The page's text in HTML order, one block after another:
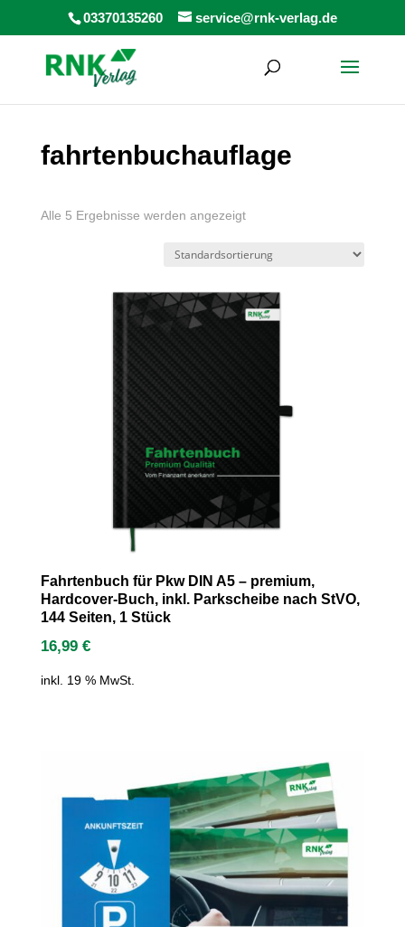
03370135260 service@rnk-verlag.de
fahrtenbuchauflage
Alle 5 Ergebnisse werden angezeigt
Fahrtenbuch für Pkw DIN A5 – premium,
Hardcover-Buch, inkl. Parkscheibe nach StVO,
144 Seiten, 1 Stück
16,99 €
inkl. 19 % MwSt.